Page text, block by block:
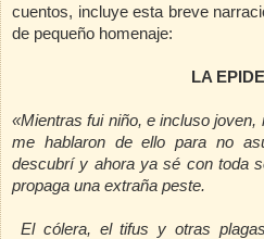
cuentos, incluye esta breve
de pequeño homenaje:
LA
«Mientras fui niño, e incluso
me hablaron de ello para no
descubrí y ahora ya sé con toda
propaga una extraña peste.
El cólera, el tifus y otras